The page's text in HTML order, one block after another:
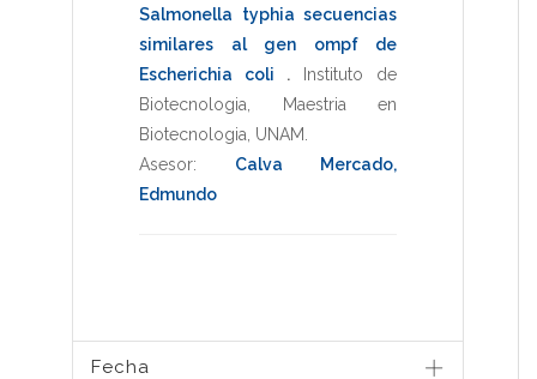
Salmonella typhia secuencias
similares al gen ompf de
Escherichia coli .
Instituto de
Biotecnologia
Maestria en
Biotecnologia UNAM
Asesor: Calva Mercado,
Edmundo
Fecha